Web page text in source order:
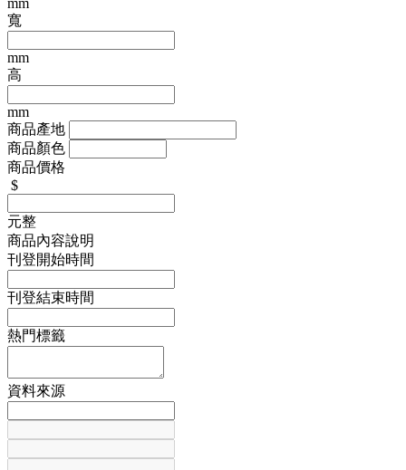
寬
mm
高
mm
商品產地
商品顏色
商品價格
$
元整
商品內容說明
刊登開始時間
刊登結束時間
熱門標籤
資料來源